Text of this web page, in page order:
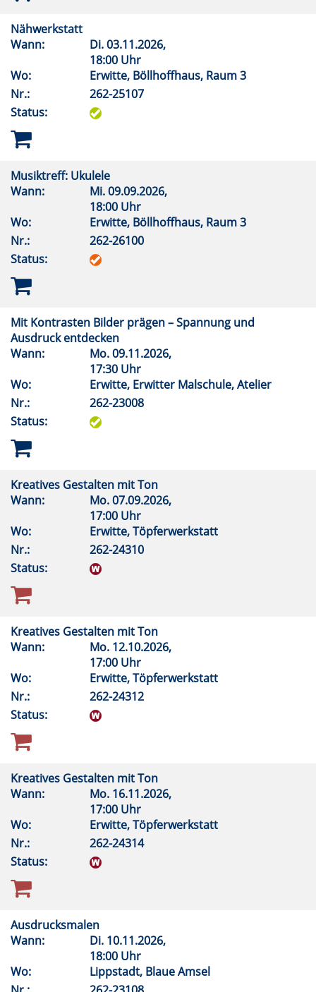
Nähwerkstatt
Wann:
Di.03.11.2026,
18:00 Uhr
Wo:
Erwitte, Böllhoffhaus, Raum 3
Nr.:
262-25107
Status:
Musiktreff: Ukulele
Wann:
Mi.09.09.2026,
18:00 Uhr
Wo:
Erwitte, Böllhoffhaus, Raum 3
Nr.:
262-26100
Status:
Mit Kontrasten Bilder prägen – Spannung und
Ausdruck entdecken
Wann:
Mo.09.11.2026,
17:30 Uhr
Wo:
Erwitte, Erwitter Malschule, Atelier
Nr.:
262-23008
Status:
Kreatives Gestalten mit Ton
Wann:
Mo.07.09.2026,
17:00 Uhr
Wo:
Erwitte, Töpferwerkstatt
Nr.:
262-24310
Status:
Kreatives Gestalten mit Ton
Wann:
Mo. 12.10.2026,
17:00 Uhr
Wo:
Erwitte, Töpferwerkstatt
Nr.:
262-24312
Status:
Kreatives Gestalten mit Ton
Wann:
Mo. 16.11.2026,
17:00 Uhr
Wo:
Erwitte, Töpferwerkstatt
Nr.:
262-24314
Status:
Ausdrucksmalen
Wann:
Di. 10.11.2026,
18:00 Uhr
Wo:
Lippstadt, Blaue Amsel